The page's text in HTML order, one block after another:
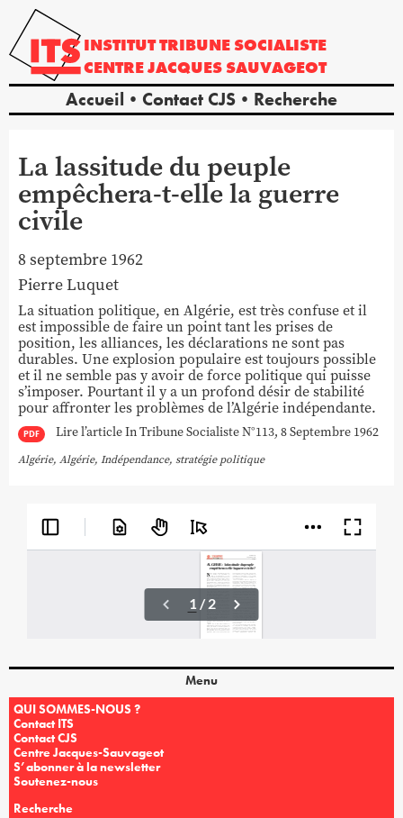
INSTITUTTRIBUNE SOCIALISTE
CENTREJACQUES SAUVAGEOT
Accueil Contact CJS Recherche
La lassitude du peuple
empêchera-t-elle la guerre
civile
8 septembre 1962
PierreLuquet
La situation politique, en Algérie, est très confuse et il
est impossible de faire un point tant les prises de
position, les alliances, les déclarations ne sont pas
durables. Une explosion populaire est toujours possible
et il ne semble pas y avoir de force politique qui puisse
s’imposer. Pourtant il y a un profond désir de stabilité
pour affronter les problèmes de l’Algérie indépendante.
PDF Lire l’article In Tribune Socialiste N°113, 8 Septembre 1962
Algérie, Algérie, Indépendance, stratégie politique
Menu
QUI SOMMES-NOUS ?
Contact ITS
Contact CJS
Centre Jacques-Sauvageot
S’abonner à la newsletter
Soutenez-nous
Recherche